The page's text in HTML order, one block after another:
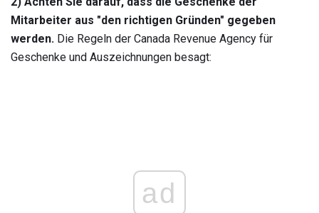
Mitarbeiter aus "den richtigen Gründen" gegeben
werden. Die Regeln der Canada Revenue Agency für
Geschenke und Auszeichnungen besagt:
ad